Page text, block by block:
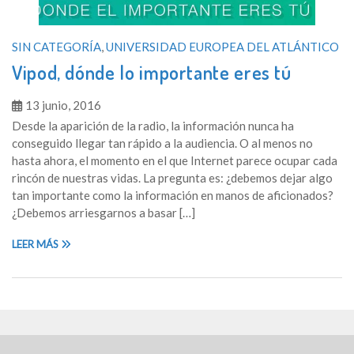
SIN CATEGORÍA,UNIVERSIDAD EUROPEA DEL ATLÁNTICO
Vipod, dónde lo importante eres tú
13 junio, 2016
Desde la aparición de la radio, la información nunca ha
conseguido llegar tan rápido a la audiencia. O al menos no
hasta ahora, el momento en el que Internet parece ocupar cada
rincón de nuestras vidas. La pregunta es: ¿debemos dejar algo
tan importante como la información en manos de aficionados?
¿Debemos arriesgarnos a basar […]
LEER MÁS